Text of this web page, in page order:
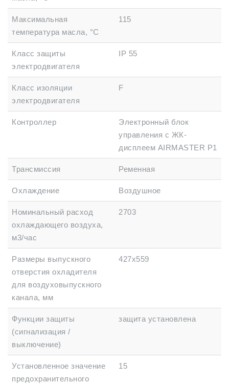
Максимальная
температура масла, °C
115
Класс защиты
электродвигателя
IP 55
Класс изоляции
электродвигателя
F
Контроллер
Электронный блок
управления с ЖК-
дисплеем AIRMASTER P1
Трансмиссия Ременная
Охлаждение Воздушное
Номинальный расход
охлаждающего воздуха,
м3/час
2703
Размеры выпускного
отверстия охладителя
для воздуховыпускного
канала, мм
427x559
Функции защиты
(сигнализация /
выключение)
защита установлена
Установленное значение
предохранительного
15